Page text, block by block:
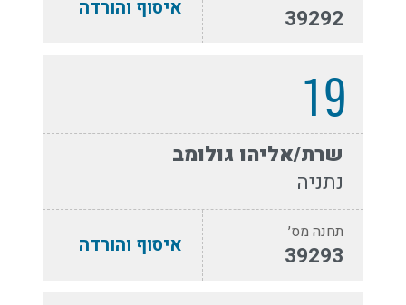
39292 איסוף והורדה
19
שרת/אליהו גולומב
נתניה
תחנה מס׳
39293 איסוף והורדה